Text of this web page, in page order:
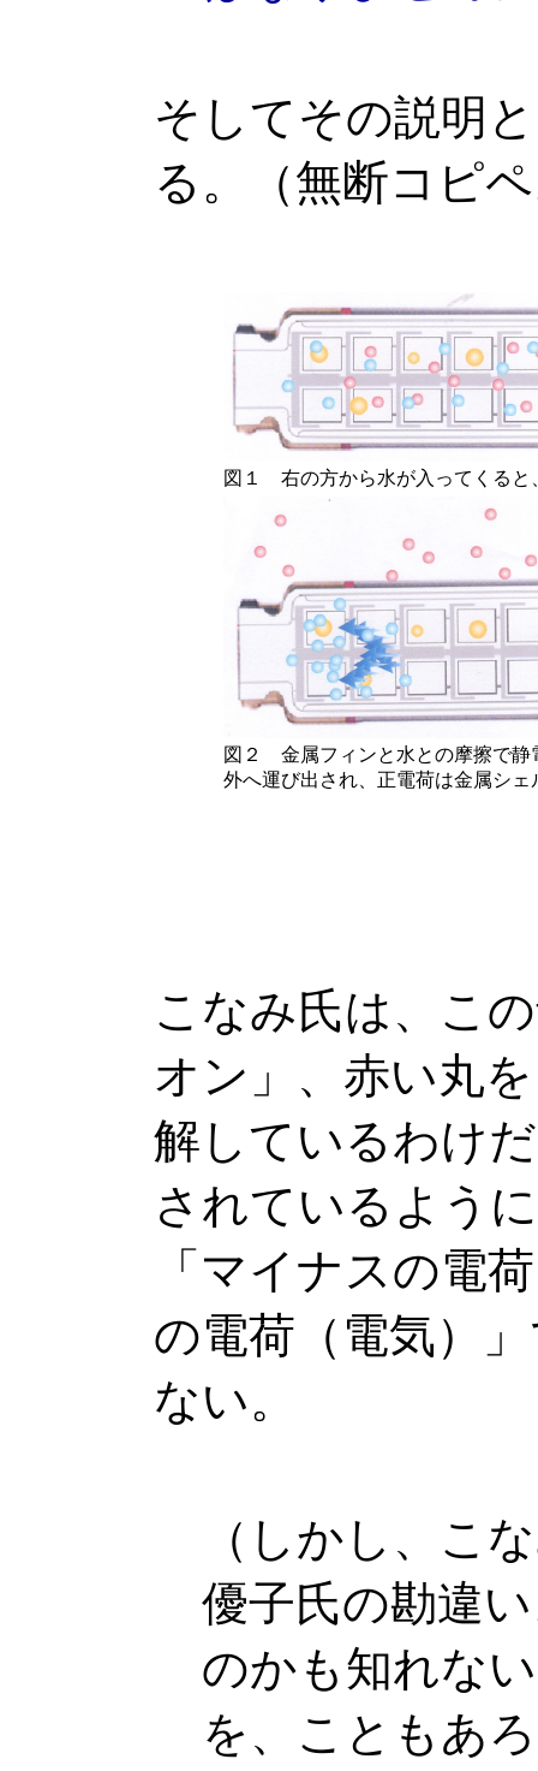
そしてその説明
る。（無断コピ
図１ 右の方から水が入ってくると
図２ 金属フィンと水との摩擦で静
外へ運び出され、正電荷は金属シ
こなみ氏は、こ
オン」、赤い丸
解しているわけ
されているよう
「マイナスの電
の電荷（電気）
ない。
（しかし、こ
優子氏の勘違
のかも知れな
を、こともあ